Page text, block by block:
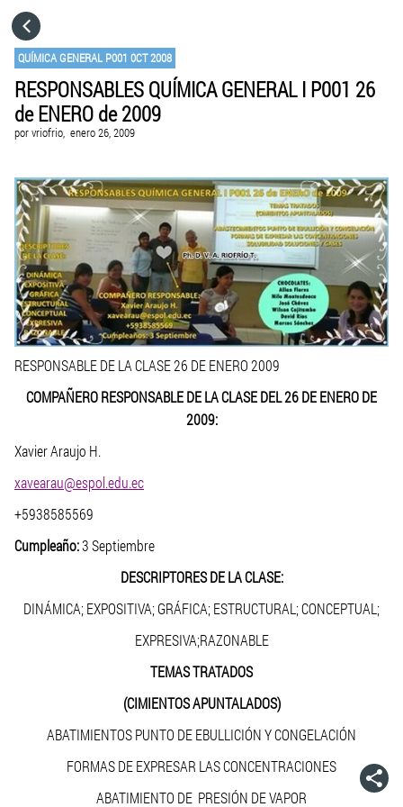
QUÍMICA GENERAL P001 0CT 2008
RESPONSABLES QUÍMICA GENERAL I P001 26
de ENERO de 2009
porvriofrio, enero 26, 2009
RESPONSABLE DE LA CLASE 26 DE ENERO 2009
COMPAÑERO RESPONSABLE DE LA CLASE DEL 26 DE ENERO DE
2009:
Xavier Araujo H.
xavearau@espol.edu.ec
+5938585569
Cumpleaño:3 Septiembre
DESCRIPTORES DE LA CLASE:
DINÁMICA; EXPOSITIVA; GRÁFICA; ESTRUCTURAL; CONCEPTUAL;
EXPRESIVA;RAZONABLE
TEMAS TRATADOS
(CIMIENTOS APUNTALADOS)
ABATIMIENTOS PUNTO DE EBULLICIÓN Y CONGELACIÓN
FORMAS DE EXPRESAR LAS CONCENTRACIONES
ABATIMIENTO DE PRESIÓN DE VAPOR
CATEGORÍAS
VISITA EL SITIO WEB